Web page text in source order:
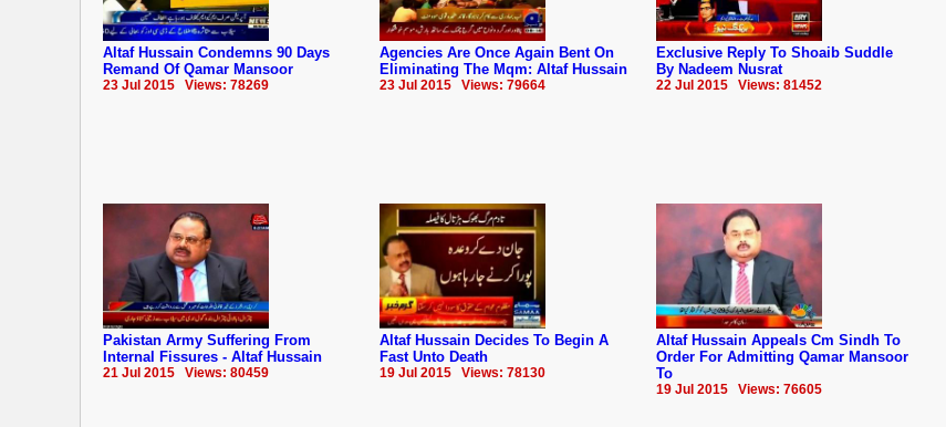
Altaf Hussain Condemns 90 Days
Remand Of Qamar Mansoor
23 Jul 2015 Views: 78269
Agencies Are Once Again Bent On
Eliminating The Mqm: Altaf Hussain
23 Jul 2015 Views: 79664
Exclusive Reply To Shoaib Suddle
By Nadeem Nusrat
22 Jul 2015 Views: 81452
Pakistan Army Suffering From
Internal Fissures - Altaf Hussain
21 Jul 2015 Views: 80459
Altaf Hussain Decides To Begin A
Fast Unto Death
19 Jul 2015 Views: 78130
Altaf Hussain Appeals Cm Sindh To
Order For Admitting Qamar Mansoor
To
19 Jul 2015 Views: 76605